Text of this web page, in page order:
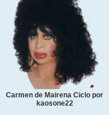
Carmen de Mairena Ciclo por
kaosone22